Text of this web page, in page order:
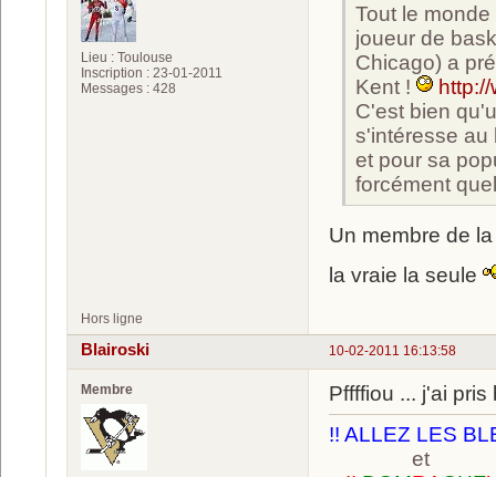
Lieu : Toulouse
Inscription : 23-01-2011
Messages : 428
Tout le
joueur de
Chicago) a
Kent !
C'est bien
s'intéresse au
et pour sa
forcément
Un membre de
la vraie la seule
Hors ligne
10-02-2011 16:13:58
Blairoski
Membre
Pffffiou ... j'ai
!! ALLEZ LES
et